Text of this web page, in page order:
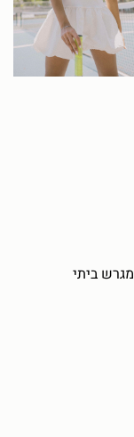
מגרש ביתי